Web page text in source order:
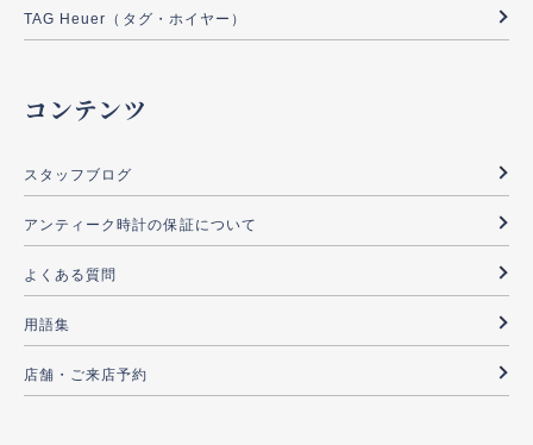
TAG Heuer（タグ・ホイヤー）
コンテンツ
スタッフブログ
アンティーク時計の保証について
よくある質問
用語集
店舗・ご来店予約